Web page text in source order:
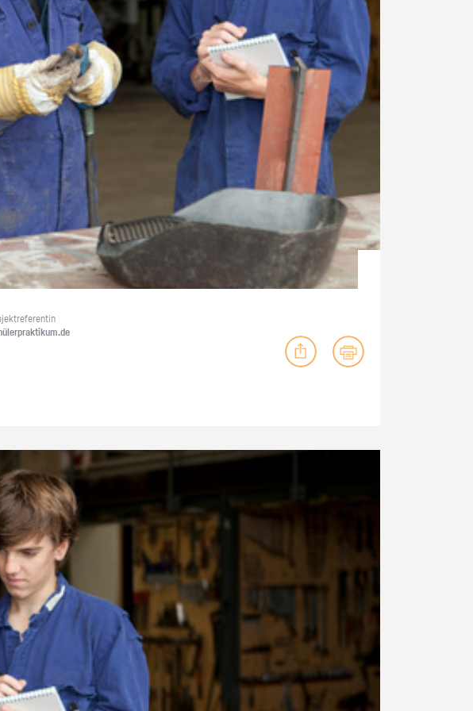
auf dich neugierig machst.
deinem Schülerpraktikum und die
Polizei-Ausbildung schon heute in
virtueller Realität!